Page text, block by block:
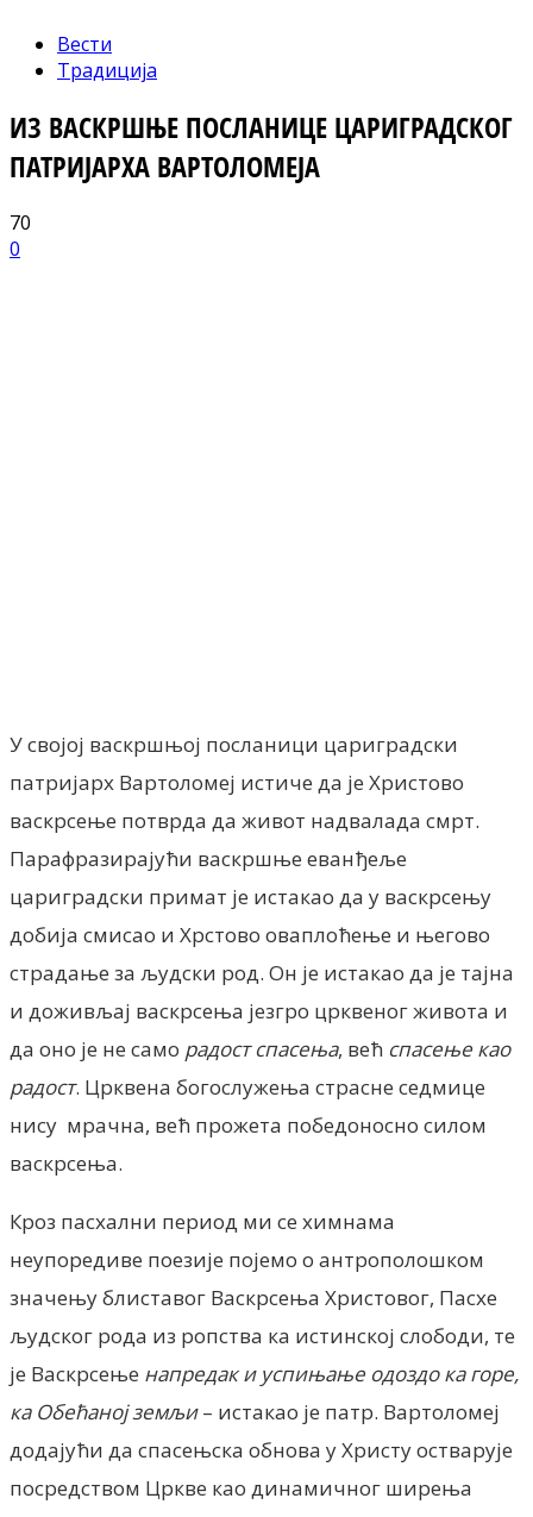
Вести
Традиција
ИЗ ВАСКРШЊЕ ПОСЛАНИЦЕ ЦАРИГРАДСКОГ
ПАТРИЈАРХА ВАРТОЛОМЕЈА
70
0
У својој васкршњој посланици цариградски
патријаpх Вартоломеј истиче да је Христово
васкрсење потврда да живот надвалада смрт.
Парафразирајући васкршње еванђеље
цариградски примат је истакао да у васкрсењу
добија смисао и Хрстово оваплоћење и његово
страдање за људски род. Он је истакао да је тајна
и доживљај васкрсења језгро црквеног живота и
да оно је не само радост спасења, већ спасење као
радост. Црквена богослужења страсне седмице
нису мрачна, већ прожета победоносно силом
васкрсења.
Кроз пасхални период ми се химнама
неупоредиве поезије појемо о антрополошком
значењу блиставог Васкрсења Христовог, Пасхе
људског рода из ропства ка истинској слободи, те
је Васкрсење напредак и успињање одоздо ка горе,
ка Обећаној земљи– истакао је патр. Вартоломеј
додајући да спасењска обнова у Христу остварује
посредством Цркве као динамичног ширења